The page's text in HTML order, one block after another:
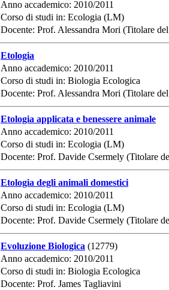
Anno accademico: 2010/2011
Corso di studi in: Ecologia (LM)
Docente: Prof. Alessandra Mori (Titolare
Etologia
Anno accademico: 2010/2011
Corso di studi in: Biologia Ecologica
Docente: Prof. Alessandra Mori (Titolare
Etologia applicata e benessere animale
Anno accademico: 2010/2011
Corso di studi in: Ecologia (LM)
Docente: Prof. Davide Csermely (Titolare
Etologia degli animali domestici
Anno accademico: 2010/2011
Corso di studi in: Ecologia (LM)
Docente: Prof. Davide Csermely (Titolare
Evoluzione Biologica (12779)
Anno accademico: 2010/2011
Corso di studi in: Biologia Ecologica
Docente: Prof. James Tagliavini